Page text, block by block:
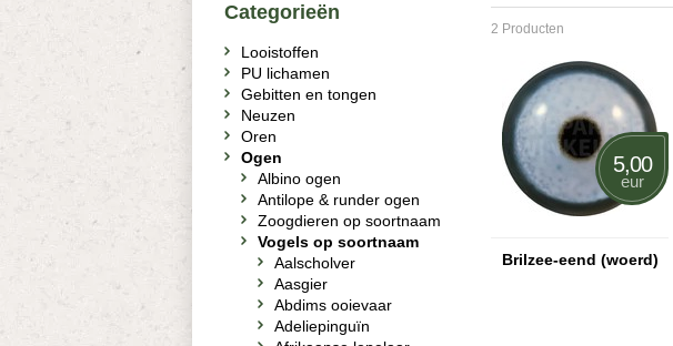
2 Producten
5,00
eur
Brilzee-eend (woerd)
Categorieën
Looistoffen
PU lichamen
Gebitten en tongen
Neuzen
Oren
Ogen
Albino ogen
Antilope & runder ogen
Zoogdieren op soortnaam
Vogels op soortnaam
Aalscholver
Aasgier
Abdims ooievaar
Adeliepinguïn